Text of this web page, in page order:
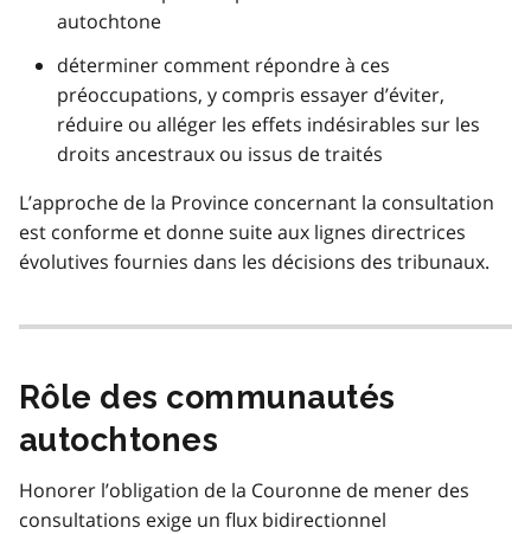
autochtone
déterminer comment répondre à ces
préoccupations, y compris essayer d’éviter,
réduire ou alléger les effets indésirables sur les
droits ancestraux ou issus de traités
L’approche de la Province concernant la consultation
est conforme et donne suite aux lignes directrices
évolutives fournies dans les décisions des tribunaux.
Rôle des communautés
autochtones
Honorer l’obligation de la Couronne de mener des
consultations exige un flux bidirectionnel